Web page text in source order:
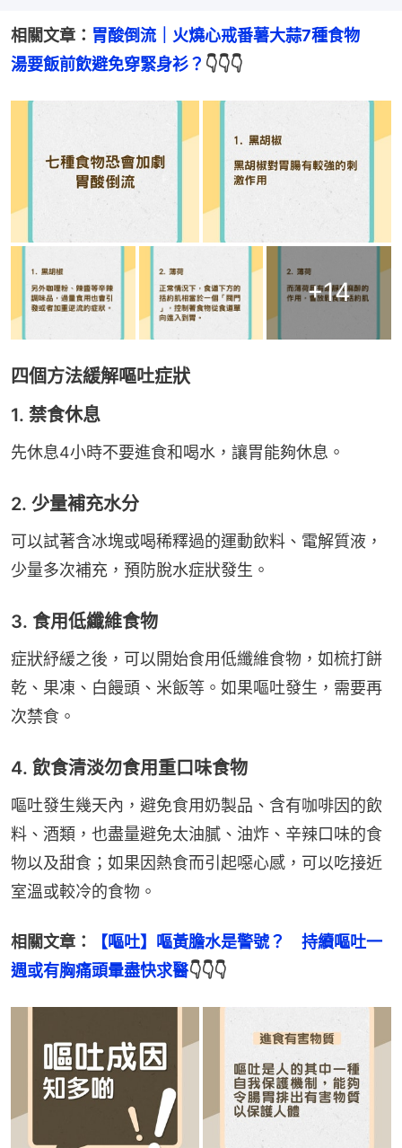
相關文章： 胃酸倒流｜火燒心戒番薯大蒜7種食物
湯要飯前飲避免穿緊身衫？ 👇👇👇
+14
四個方法緩解嘔吐症狀
1. 禁食休息
先休息4小時不要進食和喝水，讓胃能夠休息。
2. 少量補充水分
可以試著含冰塊或喝稀釋過的運動飲料、電解質液，
少量多次補充，預防脫水症狀發生。
3. 食用低纖維食物
症狀紓緩之後，可以開始食用低纖維食物，如梳打餅
乾、果凍、白饅頭、米飯等。如果嘔吐發生，需要再
次禁食。
4. 飲食清淡勿食用重口味食物
嘔吐發生幾天內，避免食用奶製品、含有咖啡因的飲
料、酒類，也盡量避免太油膩、油炸、辛辣口味的食
物以及甜食；如果因熱食而引起噁心感，可以吃接近
室溫或較冷的食物。
相關文章：
【嘔吐】嘔黃膽水是警號？　持續嘔吐一
週或有胸痛頭暈盡快求醫👇👇👇